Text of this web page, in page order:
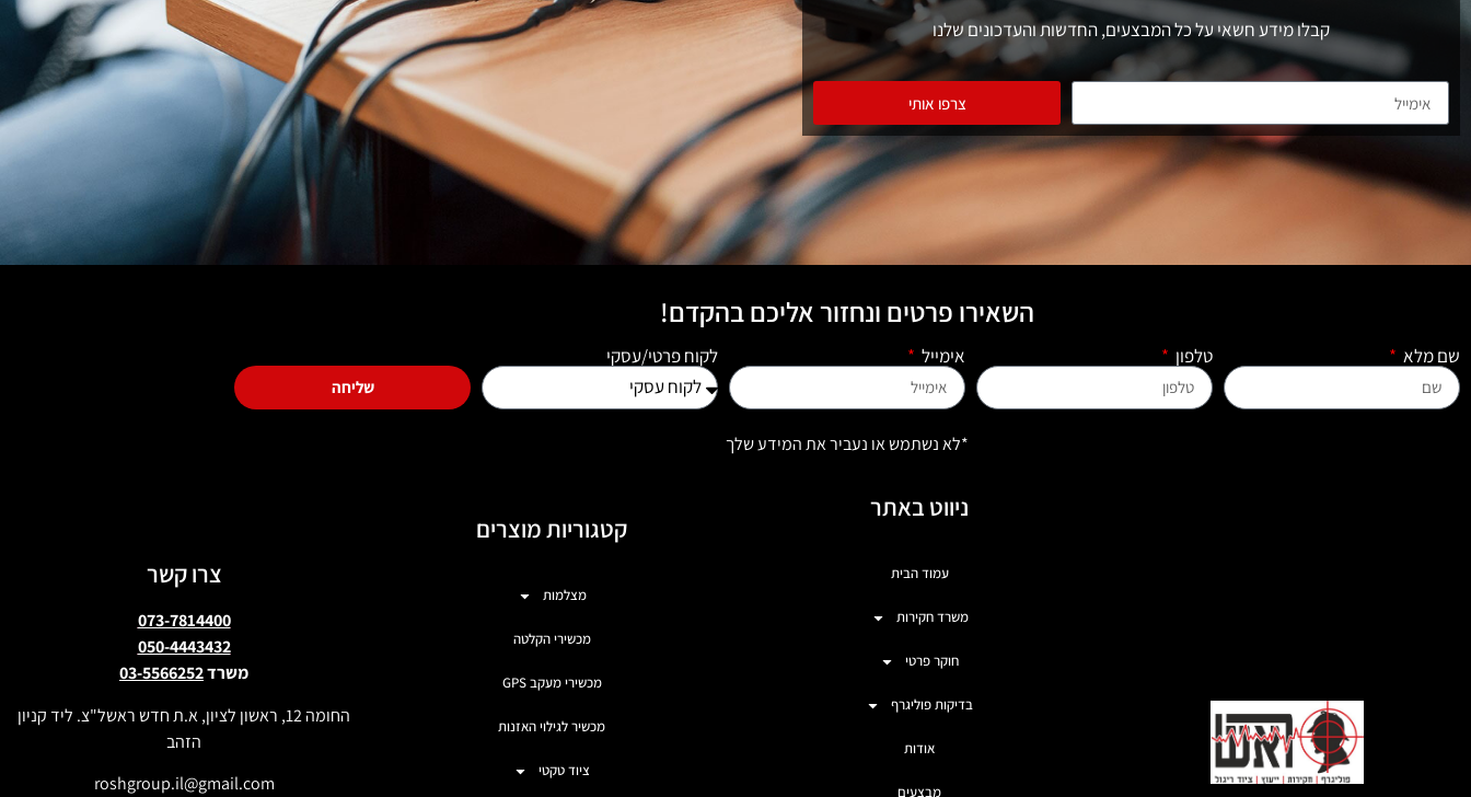
קבלו מידע חשאי על כל המבצעים, החדשות והעדכונים שלנו
צרפו אותי
השאירו פרטים ונחזור אליכם בהקדם!
שם מלא טלפון אימייל לקוח פרטי/עסקי
שליחה
*לא נשתמש או נעביר את המידע שלך
ניווט באתר
עמוד הבית
משרד חקירות
חוקר פרטי
בדיקות פוליגרף
אודות
מבצעים
קטגוריות מוצרים
מצלמות
מכשירי הקלטה
מכשירי מעקב GPS
מכשיר לגילוי האזנות
ציוד טקטי
צרו קשר
073-7814400
050-4443432
משרד03-5566252
החומה 12, ראשון לציון, א.ת חדש ראשל"צ. ליד קניון
הזהב
roshgroup.il@gmail.com